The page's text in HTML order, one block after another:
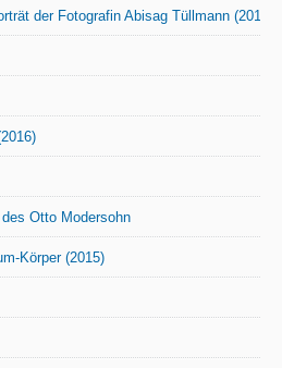
der Fotografin Abisag Tüllmann (2016)
Otto Modersohn
Körper (2015)